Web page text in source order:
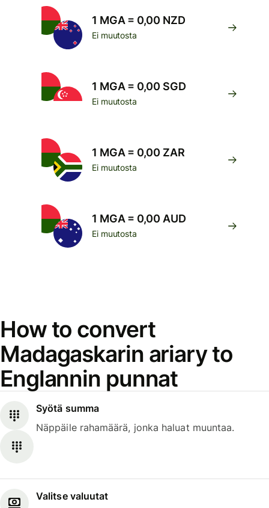
1 MGA = 0,00 NZD
Ei muutosta
1 MGA = 0,00 SGD
Ei muutosta
1 MGA = 0,00 ZAR
Ei muutosta
1 MGA = 0,00 AUD
Ei muutosta
How to convert
Madagaskarin ariary to
Englannin punnat
Syötä summa
Näppäile rahamäärä, jonka haluat muuntaa.
Valitse valuutat